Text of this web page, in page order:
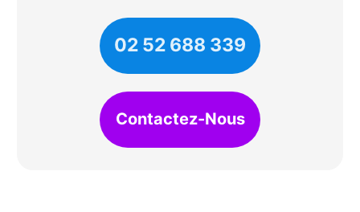
02 52 688 339
Contactez-Nous